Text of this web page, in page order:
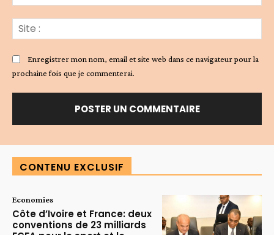
:*
:
Enregistrer mon nom, email et site web dans ce navigateur pour la
prochaine fois que je commenterai.
CONTENU EXCLUSIF
Economies
Côte d’Ivoire et France: deux
conventions de 23 milliards